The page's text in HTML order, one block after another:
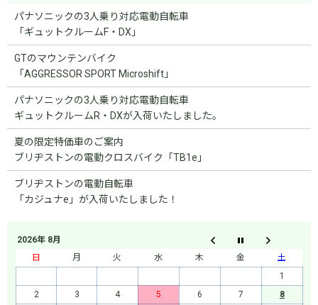
パナソニックの3人乗り対応電動自転車
「ギュットクルームF・DX」
GTのマウンテンバイク
「AGGRESSOR SPORT Microshift」
パナソニックの3人乗り対応電動自転車
ギュットクルームR・DXが入荷いたしました。
夏の限定特価車のご案内
ブリヂストンの電動クロスバイク「TB1e」
ブリヂストンの電動自転車
「カジュナe」が入荷いたしました！
2026年 8月
日
月 火 水 木 金
土
1
2
3 4 5 6 7
8